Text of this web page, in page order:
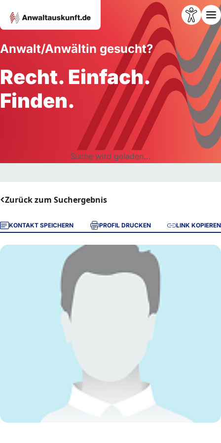
Anwalt/Anwältin gesucht?
Recht. Einfach.
Finden.
Suche wird geladen...
Zurück zum Suchergebnis
KONTAKT SPEICHERN PROFIL DRUCKEN LINK KOPIEREN